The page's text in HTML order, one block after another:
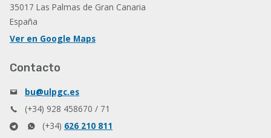
35017 Las Palmas de Gran Canaria
España
Ver en Google Maps
Contacto
bu@ulpgc.es
(+34) 928 458670 / 71
(+34) 626 210 811